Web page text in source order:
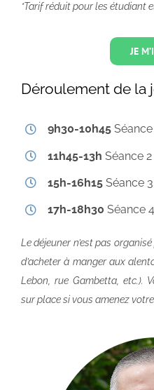
*Tarif réduit pour les étudiant
JE
Déroulement de la
9h30-10h45 Séance
11h45-13h Séance 2
15h-16h15 Séance 3
17h-18h30 Séance 4
Le déjeuner n’est pas
d’acheter à manger aux
Lebon, rue Gambetta, etc.).
sur place si vous amenez